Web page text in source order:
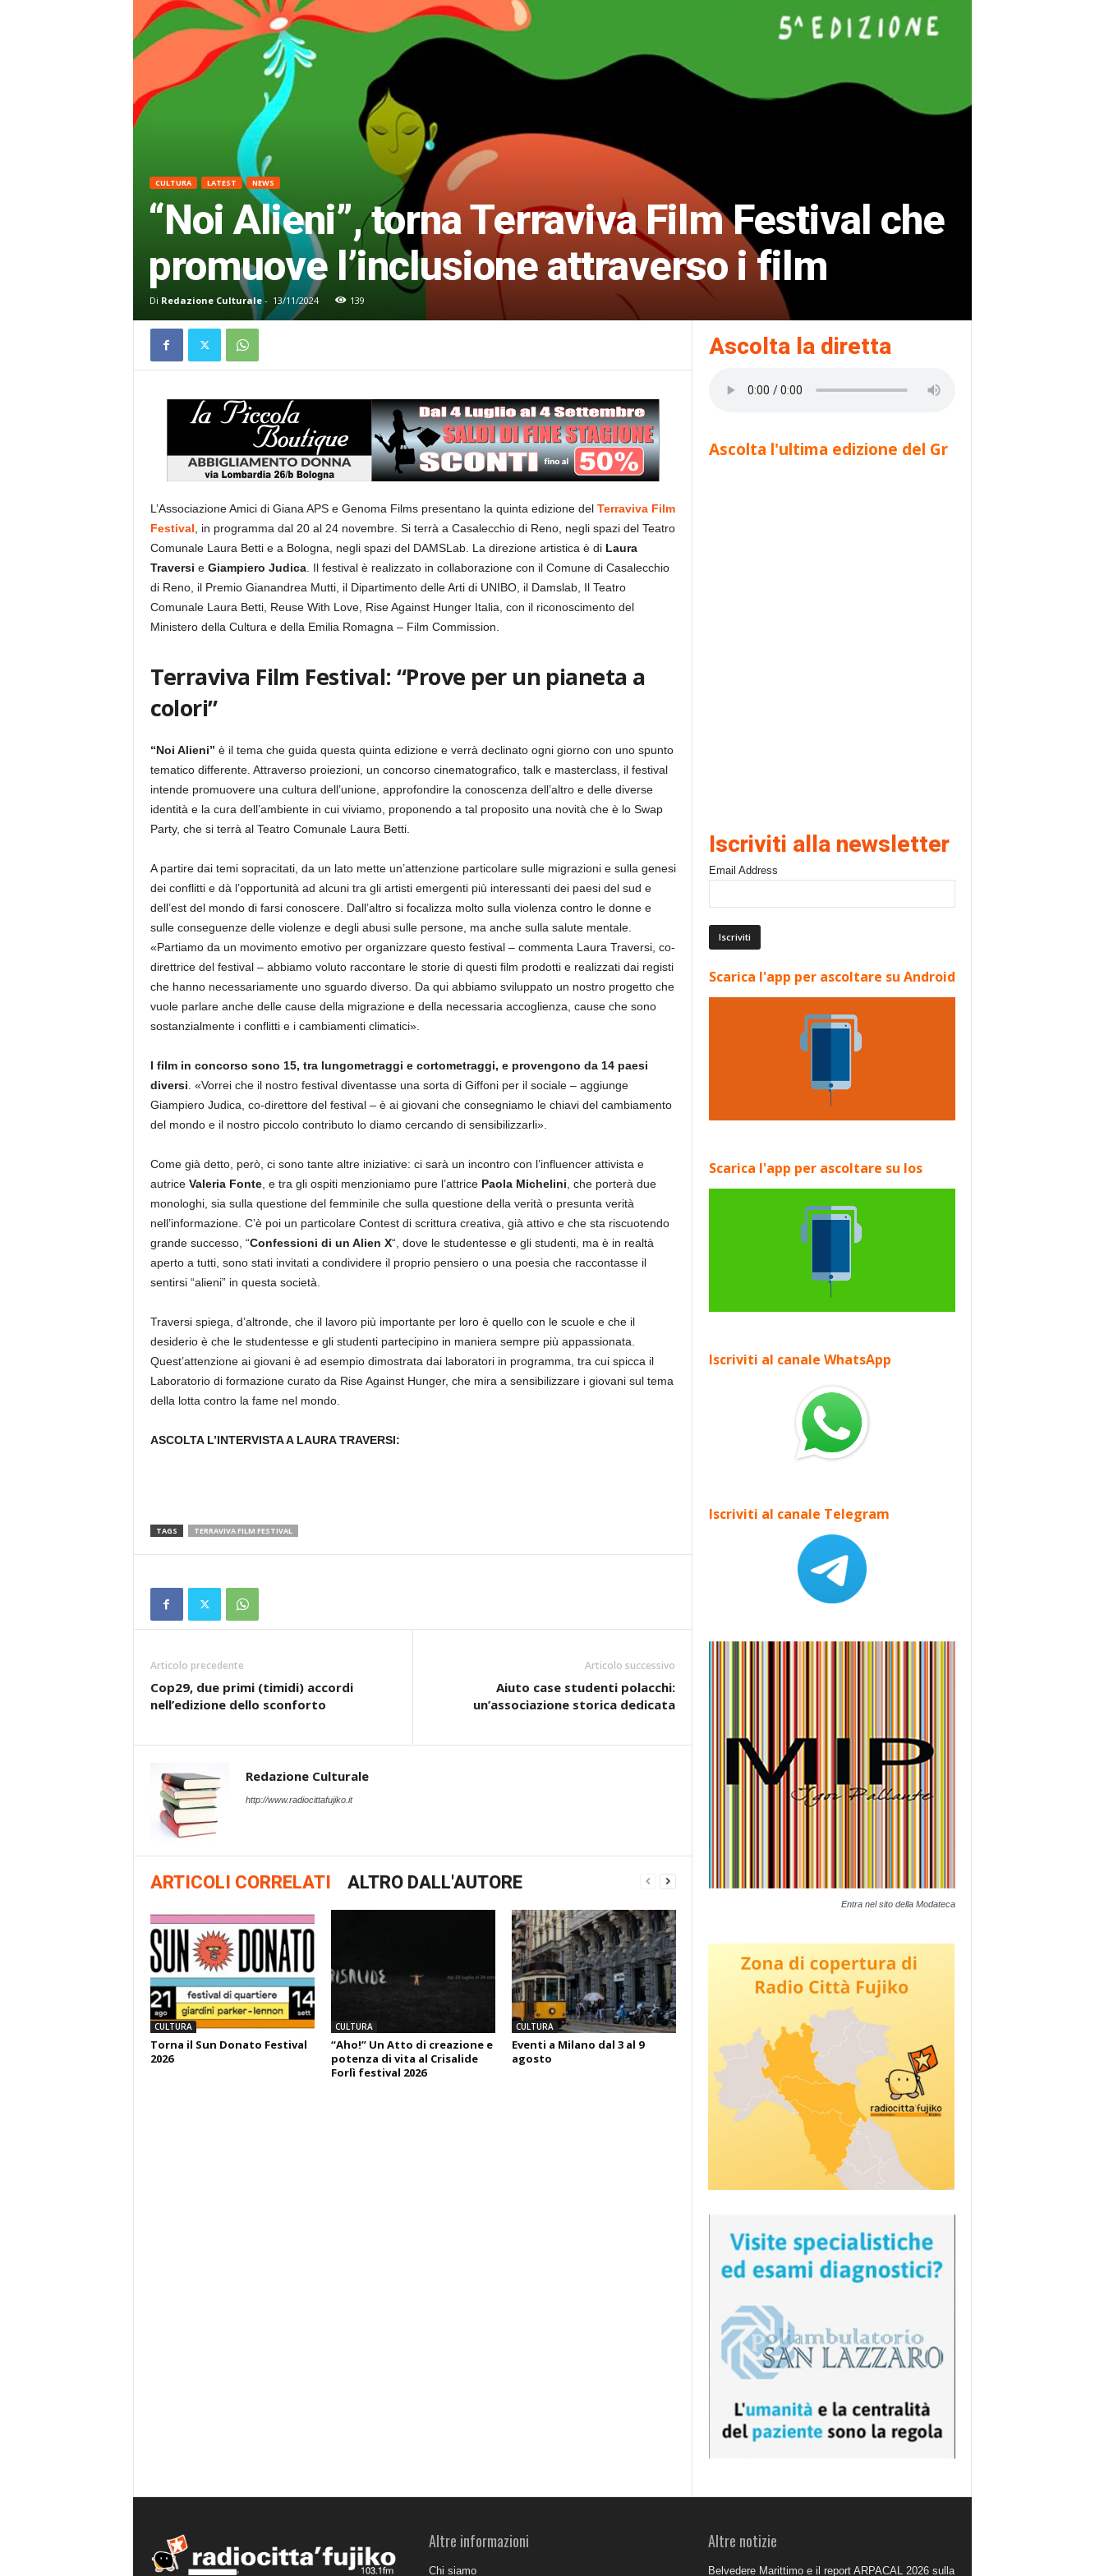
CULTURA LATEST NEWS
“Noi Alieni”, torna Terraviva Film Festival che
promuove l’inclusione attraverso i film
Di Redazione Culturale- 13/11/2024 139
L’Associazione Amici di Giana APS e Genoma Films presentano la quinta edizione del Terraviva Film
Festival , in programma dal 20 al 24 novembre. Si terrà a Casalecchio di Reno, negli spazi del Teatro
Comunale Laura Betti e a Bologna, negli spazi del DAMSLab. La direzione artistica è di Laura
Traversi e Giampiero Judica. Il festival è realizzato in collaborazione con il Comune di Casalecchio
di Reno, il Premio Gianandrea Mutti, il Dipartimento delle Arti di UNIBO, il Damslab, Il Teatro
Comunale Laura Betti, Reuse With Love, Rise Against Hunger Italia, con il riconoscimento del
Ministero della Cultura e della Emilia Romagna – Film Commission.
Terraviva Film Festival: “Prove per un pianeta a
colori”
“Noi Alieni” è il tema che guida questa quinta edizione e verrà declinato ogni giorno con uno spunto
tematico differente. Attraverso proiezioni, un concorso cinematografico, talk e masterclass, il festival
intende promuovere una cultura dell’unione, approfondire la conoscenza dell’altro e delle diverse
identità e la cura dell’ambiente in cui viviamo, proponendo a tal proposito una novità che è lo Swap
Party, che si terrà al Teatro Comunale Laura Betti.
A partire dai temi sopracitati, da un lato mette un’attenzione particolare sulle migrazioni e sulla genesi
dei conflitti e dà l’opportunità ad alcuni tra gli artisti emergenti più interessanti dei paesi del sud e
dell’est del mondo di farsi conoscere. Dall’altro si focalizza molto sulla violenza contro le donne e
sulle conseguenze delle violenze e degli abusi sulle persone, ma anche sulla salute mentale.
«Partiamo da un movimento emotivo per organizzare questo festival – commenta Laura Traversi, co-
direttrice del festival – abbiamo voluto raccontare le storie di questi film prodotti e realizzati dai registi
che hanno necessariamente uno sguardo diverso. Da qui abbiamo sviluppato un nostro progetto che
vuole parlare anche delle cause della migrazione e della necessaria accoglienza, cause che sono
sostanzialmente i conflitti e i cambiamenti climatici».
I film in concorso sono 15, tra lungometraggi e cortometraggi, e provengono da 14 paesi
diversi . «Vorrei che il nostro festival diventasse una sorta di Giffoni per il sociale – aggiunge
Giampiero Judica, co-direttore del festival – è ai giovani che consegniamo le chiavi del cambiamento
del mondo e il nostro piccolo contributo lo diamo cercando di sensibilizzarli».
Come già detto, però, ci sono tante altre iniziative: ci sarà un incontro con l’influencer attivista e
autrice Valeria Fonte, e tra gli ospiti menzioniamo pure l’attrice Paola Michelini , che porterà due
monologhi, sia sulla questione del femminile che sulla questione della verità o presunta verità
nell’informazione. C’è poi un particolare Contest di scrittura creativa, già attivo e che sta riscuotendo
grande successo, “Confessioni di un Alien X“, dove le studentesse e gli studenti, ma è in realtà
aperto a tutti, sono stati invitati a condividere il proprio pensiero o una poesia che raccontasse il
sentirsi “alieni” in questa società.
Traversi spiega, d’altronde, che il lavoro più importante per loro è quello con le scuole e che il
desiderio è che le studentesse e gli studenti partecipino in maniera sempre più appassionata.
Quest’attenzione ai giovani è ad esempio dimostrata dai laboratori in programma, tra cui spicca il
Laboratorio di formazione curato da Rise Against Hunger, che mira a sensibilizzare i giovani sul tema
della lotta contro la fame nel mondo.
ASCOLTA L’INTERVISTA A LAURA TRAVERSI:
TAGS TERRAVIVA FILM FESTIVAL
Articolo precedente
Cop29, due primi (timidi) accordi
nell’edizione dello sconforto
Articolo successivo
Aiuto case studenti polacchi:
un’associazione storica dedicata
Redazione Culturale
http://www.radiocittafujiko.it
ARTICOLI CORRELATI ALTRO DALL'AUTORE
CULTURA
Torna il Sun Donato Festival
2026
CULTURA
“Aho!” Un Atto di creazione e
potenza di vita al Crisalide
Forlì festival 2026
CULTURA
Eventi a Milano dal 3 al 9
agosto
Ascolta la diretta
Ascolta l'ultima edizione del Gr
Iscriviti alla newsletter
Email Address
Scarica l'app per ascoltare su Android
Scarica l'app per ascoltare su Ios
Iscriviti al canale WhatsApp
Iscriviti al canale Telegram
Entra nel sito della Modateca
Altre informazioni
Chi siamo
Altre notizie
Belvedere Marittimo e il report ARPACAL 2026 sulla